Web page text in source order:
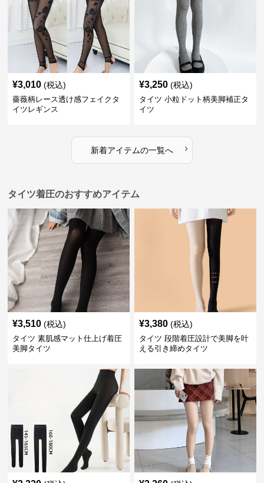
¥3,010 (税込)
薔薇柄レース透け感フェイクタ
イツレギンス
¥3,250 (税込)
タイツ 小粒ドット柄美脚補正タ
イツ
新着アイテムの一覧へ ›
タイツ着圧のおすすめアイテム
¥3,510 (税込)
タイツ 素肌感マット仕上げ着圧
美脚タイツ
¥3,380 (税込)
タイツ 段階着圧設計で美脚を叶
える引き締めタイツ